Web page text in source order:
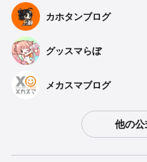
カホタンブログ
グッスマらぼ
メカスマブログ
他の公